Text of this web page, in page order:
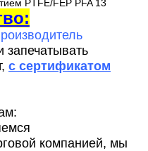
запечатывать
с сертификатом
компанией, мы